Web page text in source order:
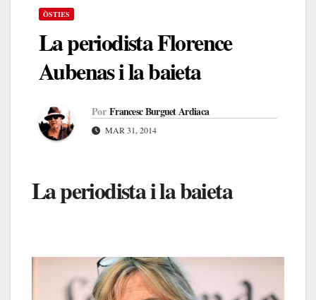
ÒSTIES
La periodista Florence
Aubenas i la baieta
Por Francesc Burguet Ardiaca
MAR 31, 2014
La periodista i la baieta